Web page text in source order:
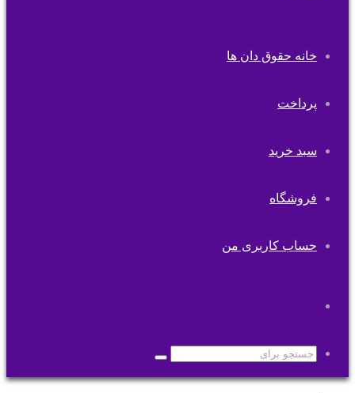
خانه حقوق دان ها
پرداخت
سبد خرید
فروشگاه
حساب کاربری من
پوسته
جستجو
برای